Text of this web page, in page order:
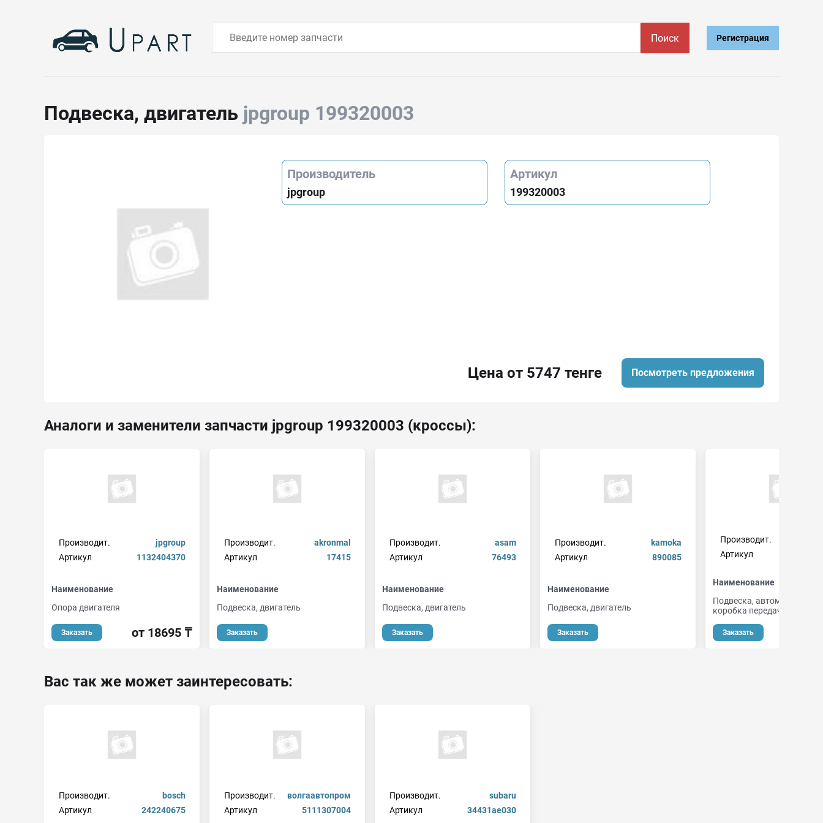
Поиск Регистрация
Подвеска, двигатель jpgroup 199320003
Производитель
jpgroup
Артикул
199320003
Цена от 5747 тенге Посмотреть предложения
Аналоги и заменители запчасти jpgroup 199320003 (кроссы):
Производит.
jpgroup
Артикул
1132404370
Наименование
Опора двигателя
Заказать от 18695 ₸
Производит.
akronmal
Артикул
17415
Наименование
Подвеска, двигатель
Заказать
Производит.
asam
Артикул
76493
Наименование
Подвеска, двигатель
Заказать
Производит.
kamoka
Артикул
890085
Наименование
Подвеска, двигатель
Заказать
Производит.
Артикул
Наименование
Подвеска, автоматическая
коробка передач
Заказать
Вас так же может заинтересовать:
Производит.
bosch
Артикул
242240675
Производит.
волгаавтопром
Артикул
5111307004
Производит.
subaru
Артикул
34431ae030